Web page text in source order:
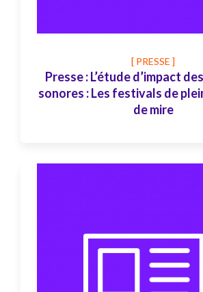
[ PRESSE ]
Presse : L’étude d’impact
sonores : Les festivals de
de mire